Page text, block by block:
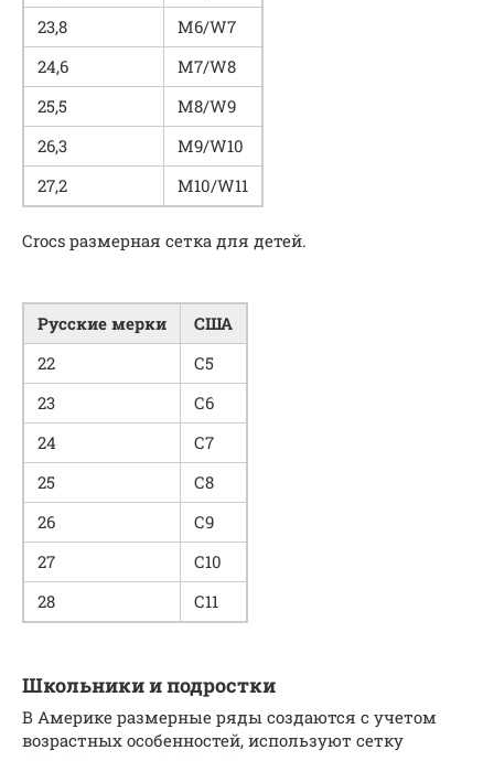
23,8
M6/W7
24,6
M7/W8
25,5
M8/W9
26,3
M9/W10
27,2
M10/W11
Сrocs размерная сетка для детей.
Русские мерки
США
22
С5
23
С6
24
С7
25
С8
26
С9
27
С10
28
С11
Школьники и подростки
В Америке размерные ряды создаются с учетом
возрастных особенностей, используют сетку